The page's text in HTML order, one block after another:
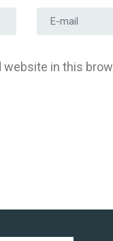
Adresse e-mail
website in this